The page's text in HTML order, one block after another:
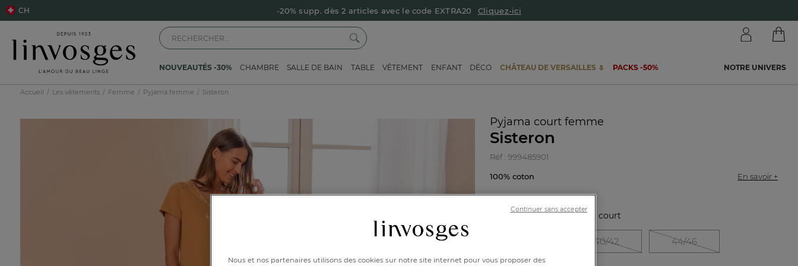
-20% supp. dès 2 articles avec le code EXTRA20 Cliquez-ici
CH
NOUVEAUTÉS -30% CHAMBRE SALLE DE BAIN TABLE VÊTEMENT ENFANT DÉCO CHÂTEAU DE VERSAILLES 🌷 PACKS -50% NOTRE UNIVERS
Accueil Les vêtements Femme Pyjama femme Sisteron
Pyjama court femme
Sisteron
Réf : 999485901
100% coton En savoir +
Caractéristique : Pyjama court
40/42 44/46
Nous et nos partenaires utilisons des cookies sur notre site internet pour vous proposer des
Continuer sans accepter